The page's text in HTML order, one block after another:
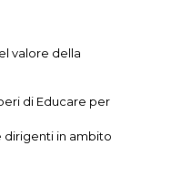
valore della
di Educare per
in ambito